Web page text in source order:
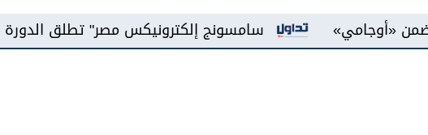
سامسونج إلكترونيكس مصر" تطلق الدورة الثامنة من برنامج